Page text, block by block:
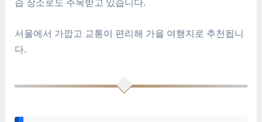
서울에서 가깝고 교통이 편리해 가을 여행지로 추천됩니
다.